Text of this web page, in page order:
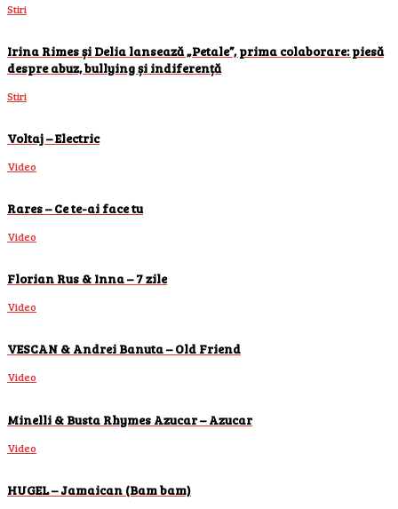
Stiri
Irina Rimes și Delia lansează „Petale”, prima colaborare: piesă
despre abuz, bullying și indiferență
Stiri
Voltaj – Electric
Video
Rares – Ce te-ai face tu
Video
Florian Rus & Inna – 7 zile
Video
VESCAN & Andrei Banuta – Old Friend
Video
Minelli & Busta Rhymes Azucar – Azucar
Video
HUGEL – Jamaican (Bam bam)